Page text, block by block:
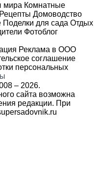
мира Комнатные
Рецепты Домоводство
Поделки для сада Отдых
Фотоблог
Реклама в ООО
соглашение
персональных
– 2026.
сайта возможна
редакции. При